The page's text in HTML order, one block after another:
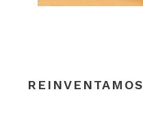
REINVENTAMOS